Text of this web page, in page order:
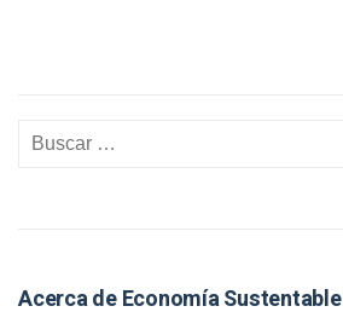
Acerca de Economía Sustentable